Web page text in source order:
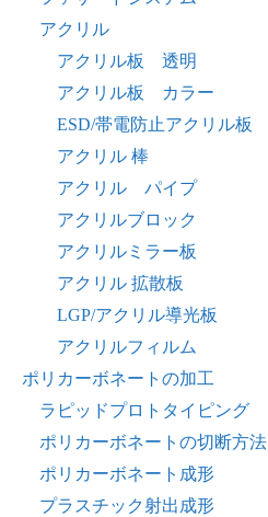
アクリル
アクリル板 透明
アクリル板 カラー
ESD/帯電防止アクリル板
アクリル 棒
アクリル パイプ
アクリルブロック
アクリルミラー板
アクリル 拡散板
LGP/アクリル導光板
アクリルフィルム
ポリカーボネートの加工
ラピッドプロトタイピング
ポリカーボネートの切断方法
ポリカーボネート成形
プラスチック射出成形